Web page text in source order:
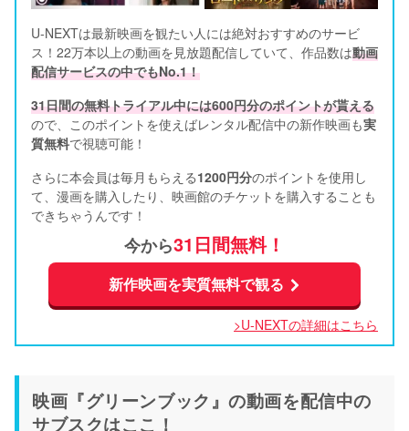
U-NEXTは最新映画を観たい人には絶対おすすめのサービ
ス！22万本以上の動画を見放題配信していて、作品数は動画
配信サービスの中でもNo.1！
31日間の無料トライアル中には600円分のポイントが貰える
ので、このポイントを使えばレンタル配信中の新作映画も実
質無料で視聴可能！
さらに本会員は毎月もらえる1200円分のポイントを使用し
て、漫画を購入したり、映画館のチケットを購入することも
できちゃうんです！
今から31日間無料！
新作映画を実質無料で観る
>U-NEXTの詳細はこちら
映画『グリーンブック』の動画を配信中の
サブスクはここ！